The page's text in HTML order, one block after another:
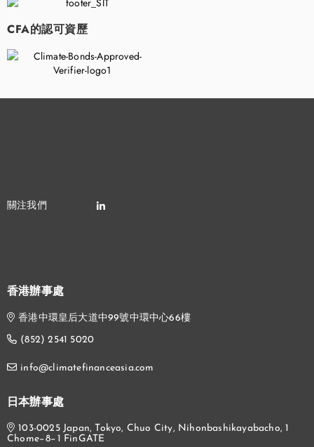
CFA的認可資歷
香港辦事處
香港中環皇后大道中99號中環中心66樓
(852) 2541 5020
info@climatefinanceasia.com
日本辦事處
103-0025 Japan, Tokyo, Chuo City, Nihonbashikayabacho, 1
Chome−8−1 FinGATE